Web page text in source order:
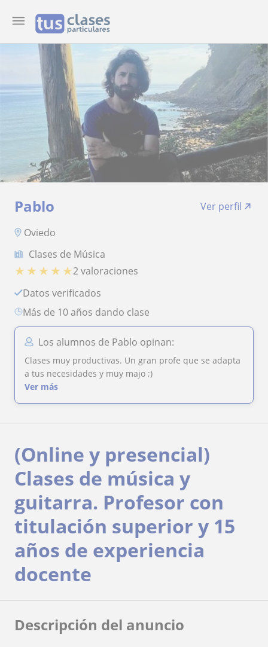
Pablo
Ver perfil
Oviedo
Clases de Música
★ ★ ★ ★ ★2 valoraciones
Datos verificados
más de 10 años dando clase
Los alumnos de Pablo opinan:
Clases muy productivas. Un gran profe que se adapta
a tus necesidades y muy majo ;)
Ver más
(Online y presencial)
Clases de música y
guitarra. Profesor con
titulación superior y 15
años de experiencia
docente
Descripción del anuncio